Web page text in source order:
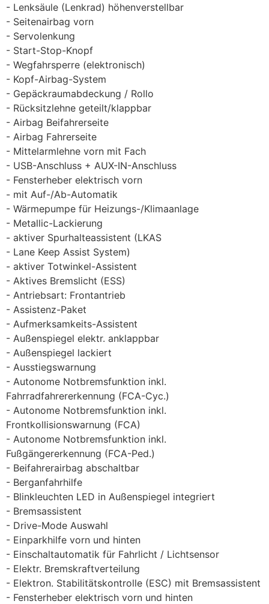
Lenksäule (Lenkrad) höhenverstellbar
Seitenairbag vorn
Servolenkung
Start-Stop-Knopf
Wegfahrsperre (elektronisch)
Kopf-Airbag-System
Gepäckraumabdeckung / Rollo
Rücksitzlehne geteilt/klappbar
Airbag Beifahrerseite
Airbag Fahrerseite
Mittelarmlehne vorn mit Fach
USB-Anschluss + AUX-IN-Anschluss
Fensterheber elektrisch vorn
mit Auf-/Ab-Automatik
Wärmepumpe für Heizungs-/Klimaanlage
Metallic-Lackierung
aktiver Spurhalteassistent (LKAS
Lane Keep Assist System)
aktiver Totwinkel-Assistent
Aktives Bremslicht (ESS)
Antriebsart: Frontantrieb
Assistenz-Paket
Aufmerksamkeits-Assistent
Außenspiegel elektr. anklappbar
Außenspiegel lackiert
Ausstiegswarnung
Autonome Notbremsfunktion inkl.
Fahrradfahrererkennung (FCA-Cyc.)
Autonome Notbremsfunktion inkl.
Frontkollisionswarnung (FCA)
Autonome Notbremsfunktion inkl.
Fußgängererkennung (FCA-Ped.)
Beifahrerairbag abschaltbar
Berganfahrhilfe
Blinkleuchten LED in Außenspiegel integriert
Bremsassistent
Drive-Mode Auswahl
Einparkhilfe vorn und hinten
Einschaltautomatik für Fahrlicht / Lichtsensor
Elektr. Bremskraftverteilung
Elektron. Stabilitätskontrolle (ESC) mit Bremsassistent
Fensterheber elektrisch vorn und hinten